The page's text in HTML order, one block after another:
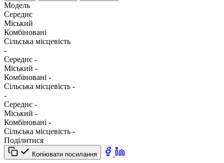
Модель
Середнє
Міський
Комбіновані
Сільська місцевість
-
Середнє -
Міський -
Комбіновані -
Сільська місцевість -
-
Середнє -
Міський -
Комбіновані -
Сільська місцевість -
Поділитися
Копіювати посилання